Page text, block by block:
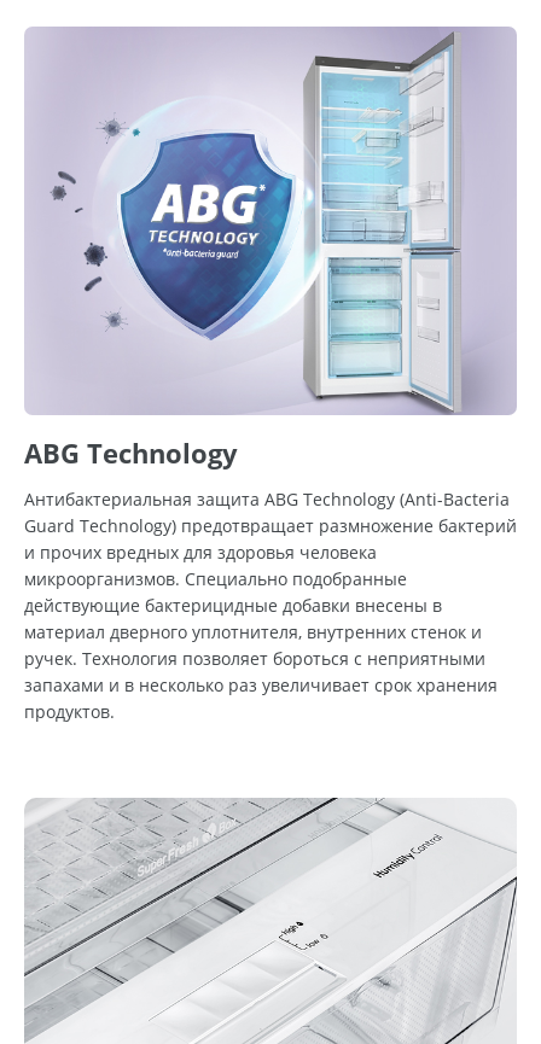
ABG Technology
Антибактериальная защита ABG Technology (Anti-Bacteria
Guard Technology) предотвращает размножение бактерий
и прочих вредных для здоровья человека
микроорганизмов. Специально подобранные
действующие бактерицидные добавки внесены в
материал дверного уплотнителя, внутренних стенок и
ручек. Технология позволяет бороться с неприятными
запахами и в несколько раз увеличивает срок хранения
продуктов.